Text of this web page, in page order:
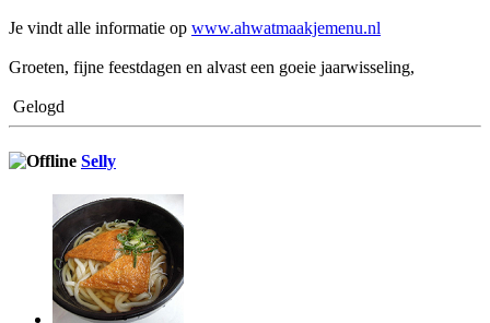
Je vindt alle informatie op www.ahwatmaakjemenu.nl
Groeten, fijne feestdagen en alvast een goeie jaarwisseling,
Gelogd
Selly